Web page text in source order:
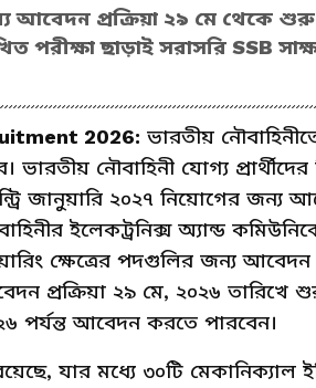
আবেদন প্রক্রিয়া ২৯ মে থেকে শুরু
পরীক্ষা ছাড়াই সরাসরি SSB
2026: ভারতীয়
ভারতীয় নৌবাহিনী যোগ্য
জানুয়ারি ২০২৭ নিয়োগের জন্য
ইলেকট্রনিক্স অ্যান্ড
ক্ষেত্রের পদগুলির জন্য
প্রক্রিয়া ২৯ মে, ২০২৬ তারিখে
পর্যন্ত আবেদন করতে পারবেন।
যার মধ্যে ৩০টি মেকানিক্যাল